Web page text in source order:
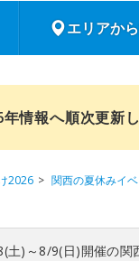
エリアか
情報へ順次更新
2026 関西の夏休みイ
土)～8/9(日)開催の関